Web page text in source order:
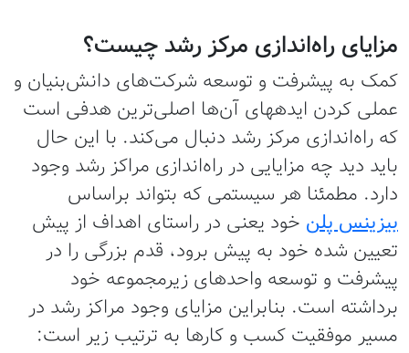
مزایای راه‌اندازی مرکز رشد چیست؟
کمک به پیشرفت و توسعه شرکت‌های دانش‌بنیان و
عملی کردن ایده‎های آن‌ها اصلی‌ترین هدفی است
که راه‌اندازی مرکز رشد دنبال می‌کند. با این حال
باید دید چه مزایایی در راه‌اندازی مراکز رشد وجود
دارد. مطمئنا هر سیستمی که بتواند براساس
بیزینس پلنخود یعنی در راستای اهداف از پیش
تعیین شده خود به پیش برود، قدم بزرگی را در
پیشرفت و توسعه واحدهای زیرمجموعه خود
برداشته است. بنابراین مزایای وجود مراکز رشد در
مسیر موفقیت کسب و کارها به ترتیب زیر است: